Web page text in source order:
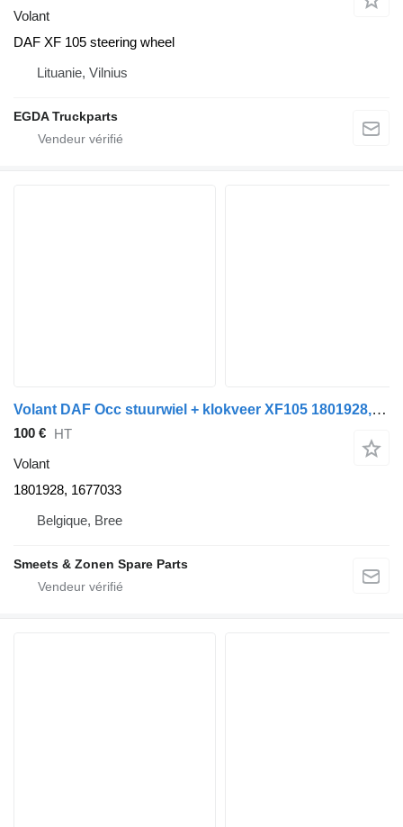
Volant
DAF XF 105 steering wheel
Lituanie, Vilnius
EGDA Truckparts
Volant DAF Occ stuurwiel + klokveer XF105 1801928, 1677033 pour tracteur routier
100 € HT
Volant
1801928, 1677033
Belgique, Bree
Smeets & Zonen Spare Parts